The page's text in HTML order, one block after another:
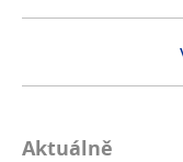
Aktuálně